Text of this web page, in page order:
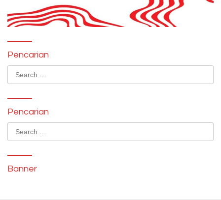
Pencarian
Search
for:
Pencarian
Search
for:
Banner